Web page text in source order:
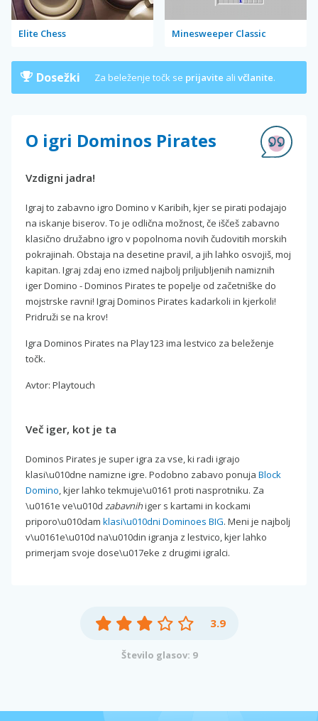
Elite Chess Minesweeper Classic
Dosežki Za beleženje točk se prijavite ali včlanite.
O igri Dominos Pirates
Vzdigni jadra!
Igraj to zabavno igro Domino v Karibih, kjer se pirati podajajo
na iskanje biserov. To je odlična možnost, če iščeš zabavno
klasično družabno igro v popolnoma novih čudovitih morskih
pokrajinah. Obstaja na desetine pravil, a jih lahko osvojiš, moj
kapitan. Igraj zdaj eno izmed najbolj priljubljenih namiznih
iger Domino - Dominos Pirates te popelje od začetniške do
mojstrske ravni! Igraj Dominos Pirates kadarkoli in kjerkoli!
Pridruži se na krov!
Igra Dominos Pirates na Play123 ima lestvico za beleženje
točk.
Avtor: Playtouch
Več iger, kot je ta
Dominos Pirates je super igra za vse, ki radi igrajo
klasi\u010dne namizne igre. Podobno zabavo ponuja Block
Domino, kjer lahko tekmuje\u0161 proti nasprotniku. Za
\u0161e ve\u010d zabavnihiger s kartami in kockami
priporo\u010dam klasi\u010dni Dominoes BIG. Meni je najbolj
v\u0161e\u010d na\u010din igranja z lestvico, kjer lahko
primerjam svoje dose\u017eke z drugimi igralci.
3.9
Število glasov: 9